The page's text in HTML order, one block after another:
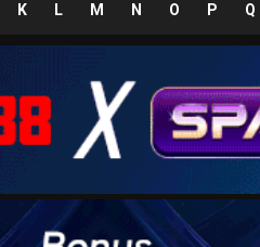
K L M N O P Q